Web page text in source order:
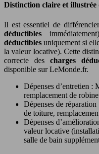
Distinction claire et illustrée
Il est essentiel de
déductibles
déductiblesuniquement si
la valeur locative). Cette
correcte des charges
disponible sur LeMonde.fr.
Dépenses d’entretien :
remplacement de
Dépenses de
de toiture,
Dépenses
valeur locative
salle de bain